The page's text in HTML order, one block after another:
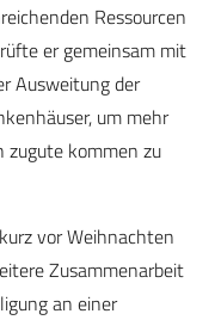
Ressourcen
er gemeinsam mit
Ausweitung der
um mehr
zugute kommen zu
vor Weihnachten
Zusammenarbeit
an einer